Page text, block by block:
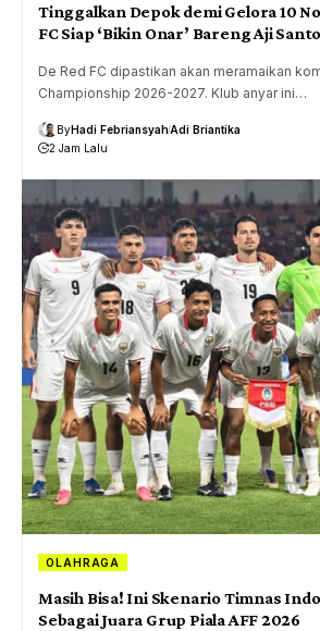
Tinggalkan Depok demi Gelora 10
FC Siap ‘Bikin Onar’ Bareng Aji
De Red FC dipastikan akan meramaikan
Championship 2026-2027. Klub anyar ini…
ByHadi FebriansyahAdi Briantika
2 Jam Lalu
OLAHRAGA
Masih Bisa! Ini Skenario Timnas
Sebagai Juara Grup Piala AFF 2026